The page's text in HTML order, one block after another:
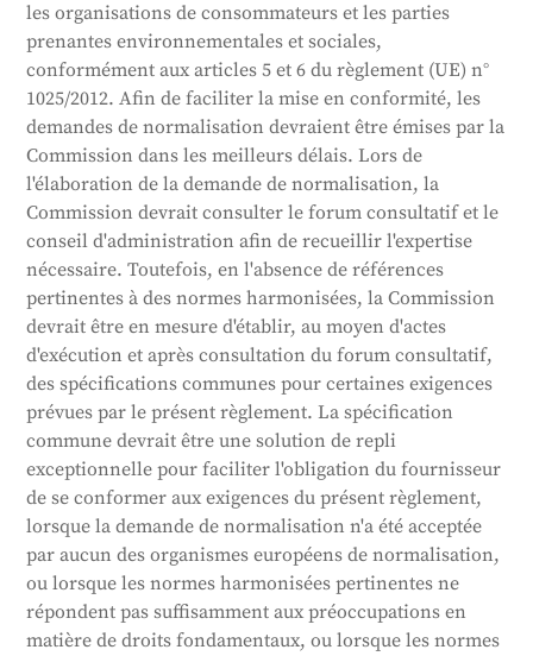
les organisations de consommateurs et les parties
prenantes environnementales et sociales,
conformément aux articles 5 et 6 du règlement (UE) n°
1025/2012. Afin de faciliter la mise en conformité, les
demandes de normalisation devraient être émises par la
Commission dans les meilleurs délais. Lors de
l'élaboration de la demande de normalisation, la
Commission devrait consulter le forum consultatif et le
conseil d'administration afin de recueillir l'expertise
nécessaire. Toutefois, en l'absence de références
pertinentes à des normes harmonisées, la Commission
devrait être en mesure d'établir, au moyen d'actes
d'exécution et après consultation du forum consultatif,
des spécifications communes pour certaines exigences
prévues par le présent règlement. La spécification
commune devrait être une solution de repli
exceptionnelle pour faciliter l'obligation du fournisseur
de se conformer aux exigences du présent règlement,
lorsque la demande de normalisation n'a été acceptée
par aucun des organismes européens de normalisation,
ou lorsque les normes harmonisées pertinentes ne
répondent pas suffisamment aux préoccupations en
matière de droits fondamentaux, ou lorsque les normes